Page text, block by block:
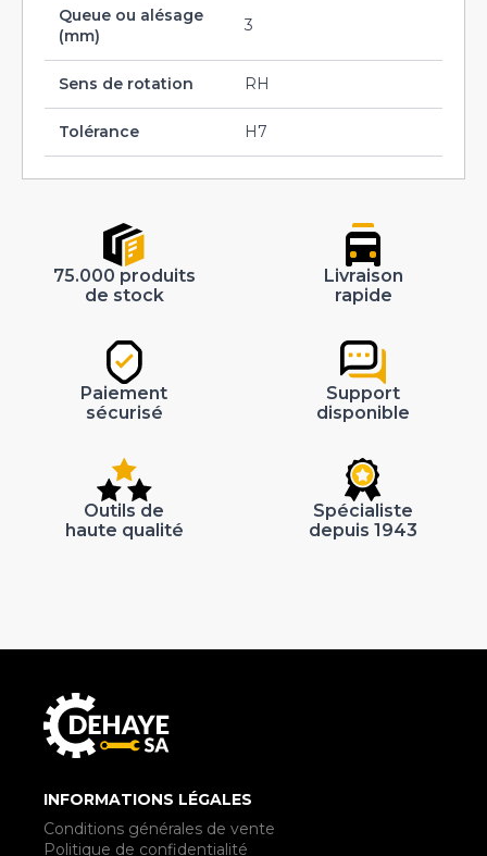
Queue ou alésage
(mm)
3
Sens de rotation RH
Tolérance H7
75.000 produits
de stock
Livraison
rapide
Paiement
sécurisé
Support
disponible
Outils de
haute qualité
Spécialiste
depuis 1943
INFORMATIONS LÉGALES
Conditions générales de vente
Politique de confidentialité